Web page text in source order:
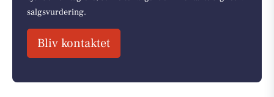
salgsvurdering.
Bliv kontaktet